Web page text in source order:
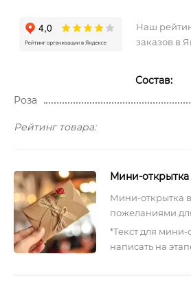
Наш
заказов в
Состав:
Роза
Рейтинг товара:
Мини-
Мини-открытка
пожеланиями
*Текст для
написать на